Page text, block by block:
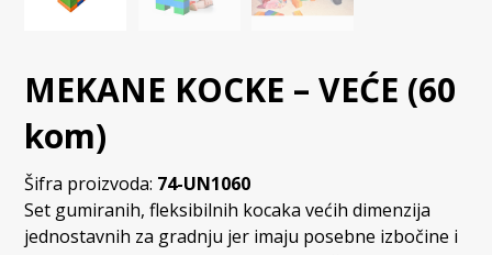
MEKANE KOCKE – VEĆE (60
kom)
Šifra proizvoda: 74-UN1060
Set gumiranih, fleksibilnih kocaka većih dimenzija
jednostavnih za gradnju jer imaju posebne izbočine i